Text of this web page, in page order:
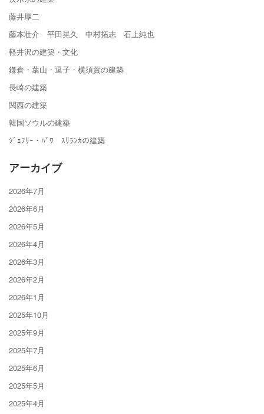
藤井厚二
藤本壮介 平田晃久 中村拓志 石上純也
軽井沢の建築・文化
鎌倉・葉山・逗子・横須賀の建築
長崎の建築
関西の建築
韓国ソウルの建築
ｼﾞｪﾌﾘｰ・ﾊﾞﾜ ｽﾘﾗﾝｶの建築
アーカイブ
2026年7月
2026年6月
2026年5月
2026年4月
2026年3月
2026年2月
2026年1月
2025年10月
2025年9月
2025年7月
2025年6月
2025年5月
2025年4月